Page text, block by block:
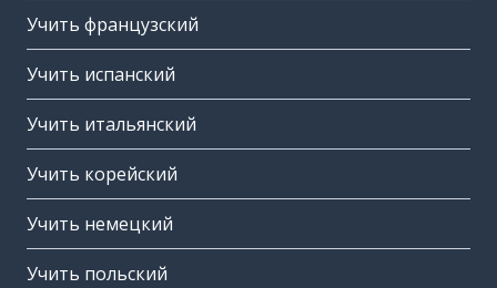
Учить французский
Учить испанский
Учить итальянский
Учить корейский
Учить немецкий
Учить польский